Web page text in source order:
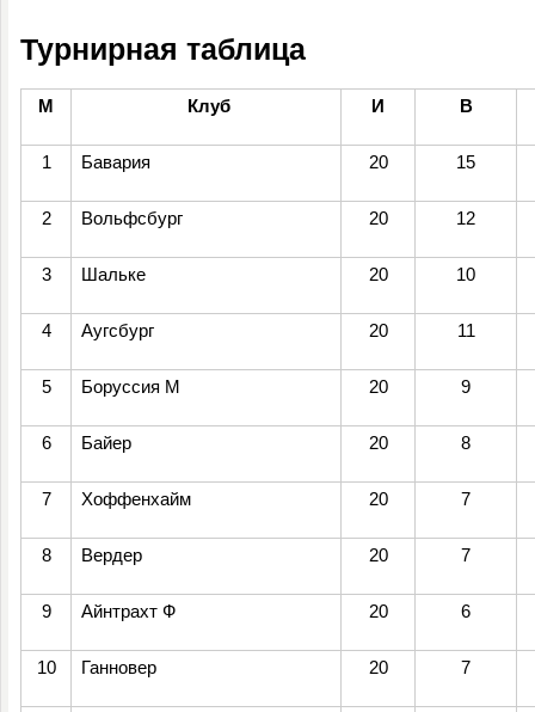
Турнирная таблица
М Клуб И В
1 Бавария 20 15
2 Вольфсбург 20 12
3 Шальке 20 10
4 Аугсбург 20 11
5 Боруссия М 20 9
6 Байер 20 8
7 Хоффенхайм 20 7
8 Вердер 20 7
9 Айнтрахт Ф 20 6
10 Ганновер 20 7